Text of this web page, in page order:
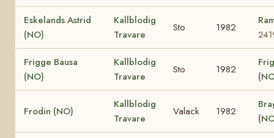
Eskelands Astrid
(NO)
Kallblodig
Travare
Sto 1982
Frigge Bausa
(NO)
Kallblodig
Travare
Sto 1982
Frodin (NO)
Kallblodig
Travare
Valack 1982